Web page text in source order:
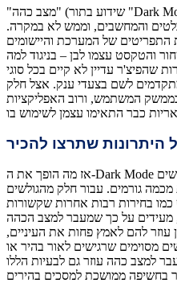
"מצב כהה" (שידוע בתור "Dark Mode"), הפך לבחירה המועדפת על
והמחשבים, וממש לא במקרה.
של המערכת והיישומים
והטקסט עצמו לבן – בניגוד למה
שהפיצ'ר עדיין לא קיים בכל סוגי
לשם בצעדי ענק. אצל חלק
המשתמש, ורוב האפליקציות
היתרונות שתרצו להכיר
אז מה הופך את ה-Dark Mode למצליח כל כך ומדוע משתמשים
גורמים. עבור חלק מהגולשים
בחירות רבות אחרות שקשורות
מעידים על כך שמעבר למצב הכהה
עוזר להם לאמץ פחות את העיניים,
מסוימים שרגישים לאור בהיר או
למצב כהה עוזר גם לבעיות הללו